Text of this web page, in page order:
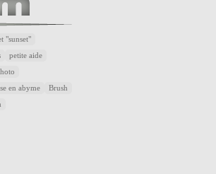
"sunset"
petite aide
en abyme Brush